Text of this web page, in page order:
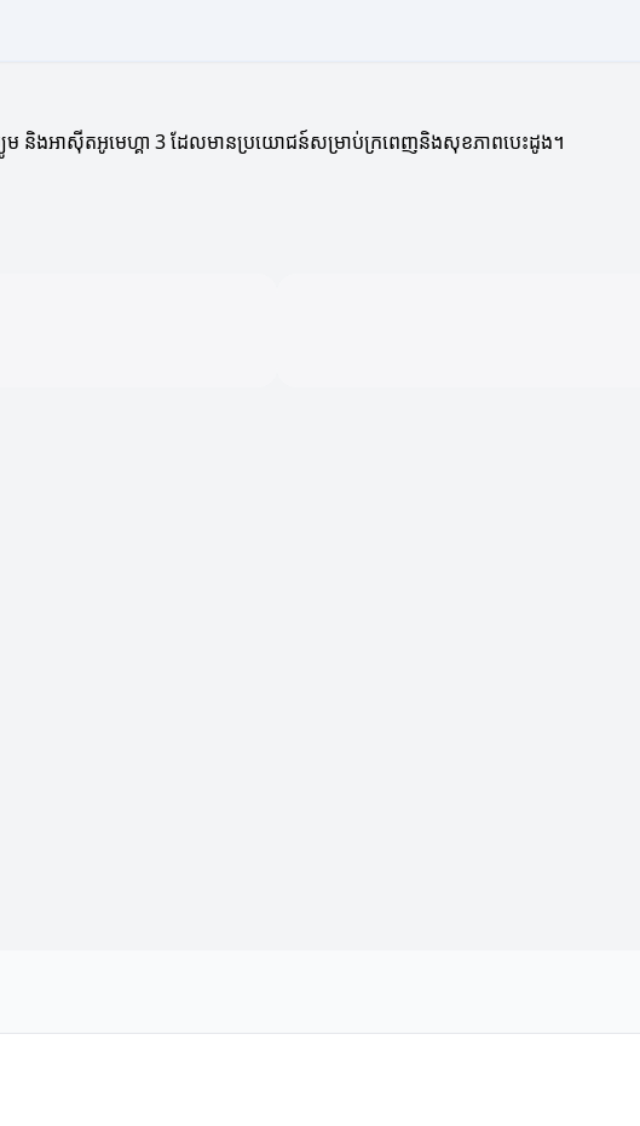
ម និងអាស៊ីតអូមេហ្គា 3 ដែលមានប្រយោជន៍សម្រាប់ក្រពេញនិងសុខភាពបេះដូង។